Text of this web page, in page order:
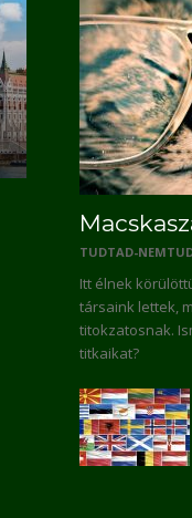
TUDTAD-
Itt élnek
társaink lettek,
titokzatosnak.
titkaikat?